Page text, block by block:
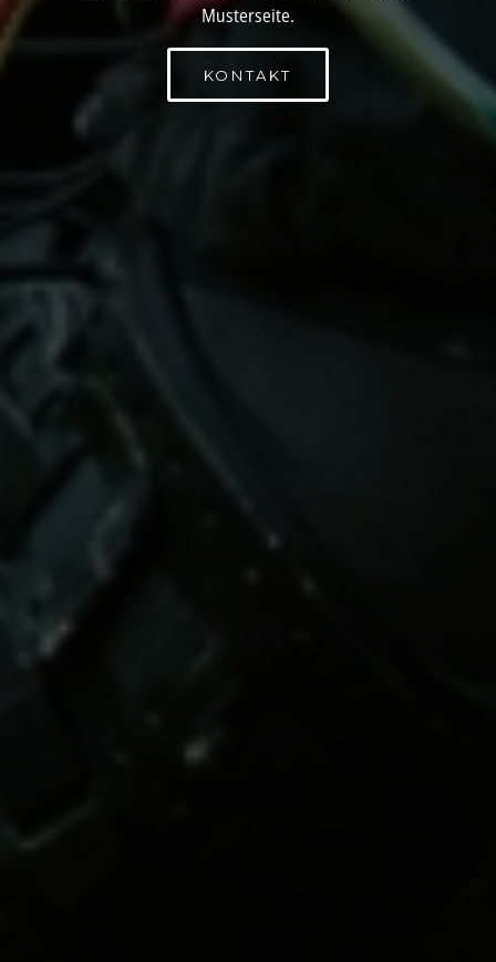
Musterseite.
KONTAKT